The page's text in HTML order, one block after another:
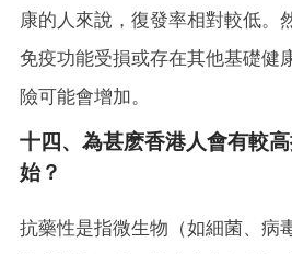
康的人來說，復發率相對較低。
免疫功能受損或存在其他基礎健
險可能會增加。
十四、為甚麽香港人會有較
始？
抗藥性是指微生物（如細菌、病